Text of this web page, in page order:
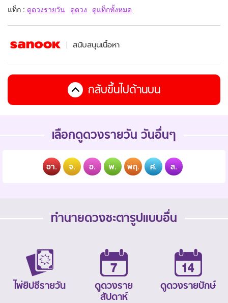
แท็ก : ดูดวงรายวัน ดูดวง ดูแท็กทั้งหมด
สนับสนุนเนื้อหา
กลับขึ้นไปด้านบน
เลือกดูดวงรายวัน วันอื่นๆ
อา. จ. อ. พ. พฤ. ศ. ส.
ทำนายดวงชะตารูปแบบอื่น
ไพ่ยิปซีรายวัน
ดูดวงราย
สัปดาห์
ดูดวงรายปักษ์